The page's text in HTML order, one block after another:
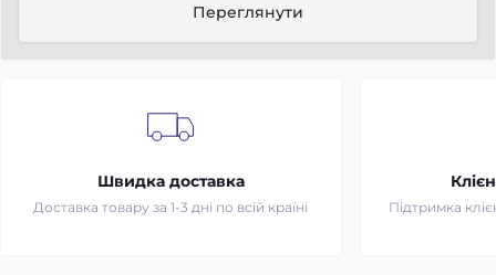
Переглянути
Швидка доставка
Доставка товару за 1-3 дні по всій країні Підтримка